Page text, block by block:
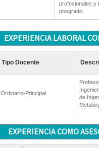
profesionales y
posgrado.
EXPERIENCIA LABORAL
Tipo Docente
Ordinario-Principal
de
EXPERIENCIA COMO